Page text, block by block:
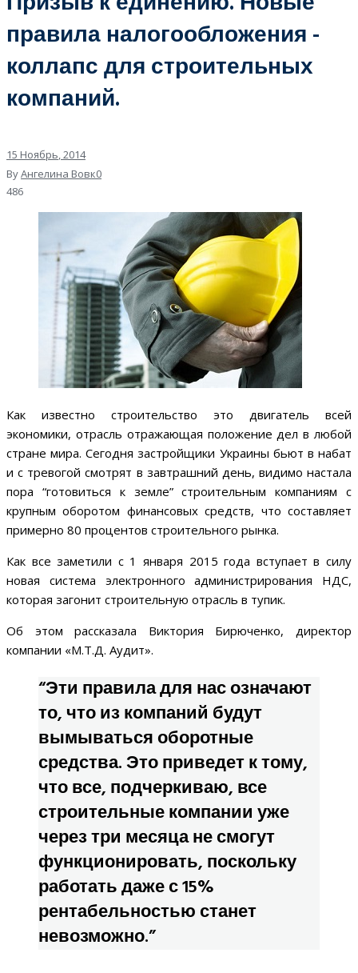
правила налогообложения -
коллапс для строительных
компаний.
15 Ноябрь, 2014
ByАнгелина Вовк0
486
Как известно строительство это двигатель всей
экономики, отрасль отражающая положение дел в любой
стране мира. Сегодня застройщики Украины бьют в набат
и с тревогой смотрят в завтрашний день, видимо настала
пора “готовиться к земле” строительным компаниям с
крупным оборотом финансовых средств, что составляет
примерно 80 процентов строительного рынка.
Как все заметили с 1 января 2015 года вступает в силу
новая система электронного администрирования НДС,
которая загонит строительную отрасль в тупик.
Об этом рассказала Виктория Бирюченко, директор
компании «М.Т.Д. Аудит».
“Эти правила для нас означают
то, что из компаний будут
вымываться оборотные
средства. Это приведет к тому,
что все, подчеркиваю, все
строительные компании уже
через три месяца не смогут
функционировать, поскольку
работать даже с 15%
рентабельностью станет
невозможно.”